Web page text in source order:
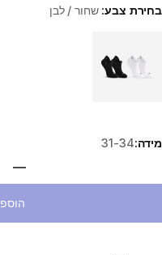
בחירת צבע:שחור / לבן
מידה:31-34